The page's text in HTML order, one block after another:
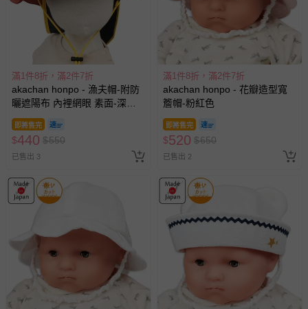
滿1件8折，滿2件7折
akachan honpo - 漁夫帽-附防
曬遮陽布 內裡網眼 素面-深藍
色
即將售完
$440 $550
已售出 3
滿1件8折，滿2件7折
akachan honpo - 花瓣造型寬
簷帽-粉紅色
即將售完
$520 $650
已售出 2